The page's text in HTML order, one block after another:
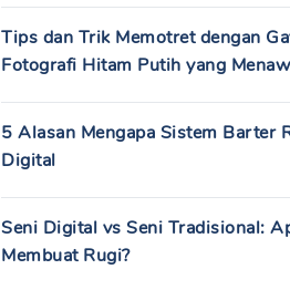
Tips dan Trik Memotret dengan
Fotografi Hitam Putih yang
5 Alasan Mengapa Sistem Barter
Digital
Seni Digital vs Seni Tradisional:
Membuat Rugi?